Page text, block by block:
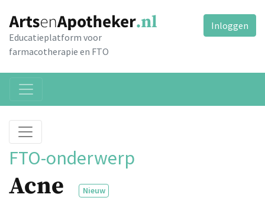
Educatieplatform voor
farmacotherapie en FTO
Inloggen
FTO-onderwerp
Acne Nieuw